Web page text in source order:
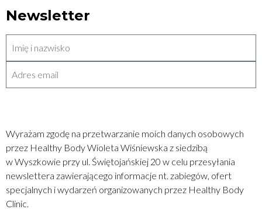
Newsletter
Wyrażam zgodę na przetwarzanie moich danych osobowych
przez Healthy Body Wioleta Wiśniewska z siedzibą
w Wyszkowie przy ul. Świętojańskiej 20 w celu przesyłania
newslettera zawierającego informacje nt. zabiegów, ofert
specjalnych i wydarzeń organizowanych przez Healthy Body
Clinic.